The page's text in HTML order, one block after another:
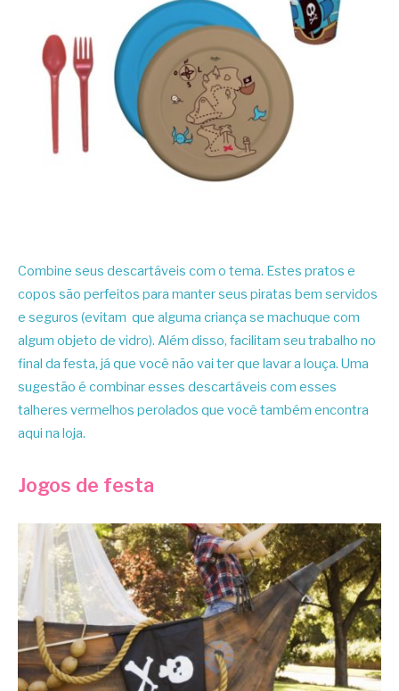
Combine seus descartáveis com o tema. Estes pratos e
copos são perfeitos para manter seus piratas bem servidos
e seguros (evitam que alguma criança se machuque com
algum objeto de vidro). Além disso, facilitam seu trabalho no
final da festa, já que você não vai ter que lavar a louça. Uma
sugestão é combinar esses descartáveis com esses
talheres vermelhos perolados que você também encontra
aqui na loja.
Jogos de festa